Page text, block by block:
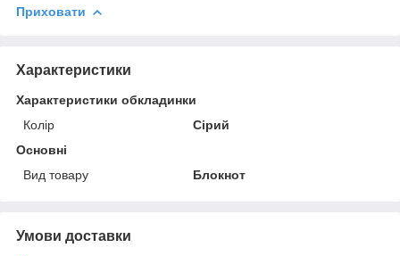
Приховати
Характеристики
Характеристики обкладинки
Колір
Сірий
Основні
Вид товару
Блокнот
Умови доставки